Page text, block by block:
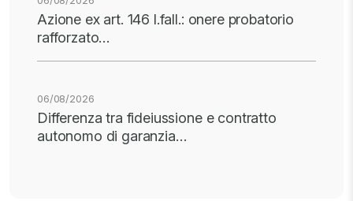
Azione ex art. 146 l.fall.: onere probatorio
rafforzato…
06/08/2026
Differenza tra fideiussione e contratto
autonomo di garanzia…